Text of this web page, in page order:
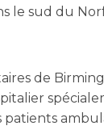
le sud du
de